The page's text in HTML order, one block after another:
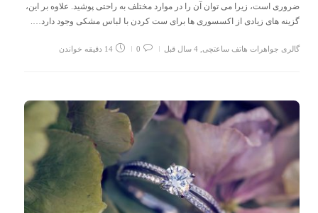
ضروری است، زیرا می توان آن را در موارد مختلف به راحتی پوشید. علاوه بر این،
گزینه های زیادی از اکسسوری ها برای ست کردن با لباس مشکی وجود دارد….
گالری جواهرات هاتف ساعتچی 4 سال قبل 0 14 دقیقه خواندن